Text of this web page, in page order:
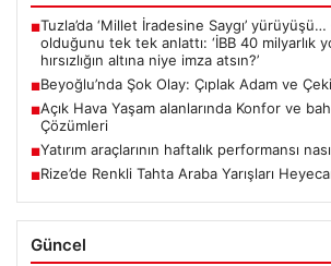
■Tuzla’da ‘Millet İradesine Saygı’
olduğunu tek tek anlattı: ‘İBB 40 milyarlık
hırsızlığın altına niye imza atsın?’
■Beyoğlu’nda Şok Olay: Çıplak Adam ve
■Açık Hava Yaşam alanlarında Konfor ve
Çözümleri
■Yatırım araçlarının haftalık performansı
■Rize’de Renkli Tahta Araba Yarışları
Güncel